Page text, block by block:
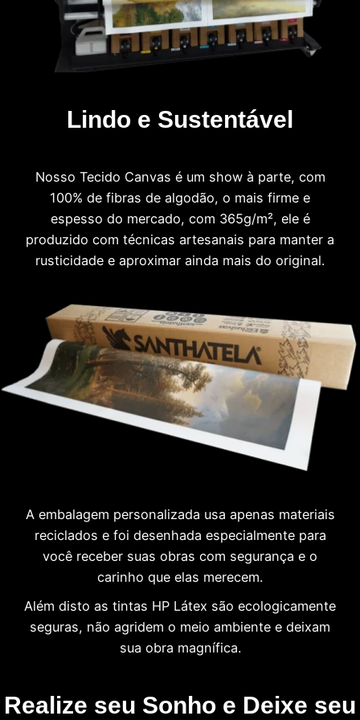
Lindo e Sustentável
Nosso Tecido Canvas é um show à parte, com
100% de fibras de algodão, o mais firme e
espesso do mercado, com 365g/m², ele é
produzido com técnicas artesanais para manter a
rusticidade e aproximar ainda mais do original.
A embalagem personalizada usa apenas materiais
reciclados e foi desenhada especialmente para
você receber suas obras com segurança e o
carinho que elas merecem.
Além disto as tintas HP Látex são ecologicamente
seguras, não agridem o meio ambiente e deixam
sua obra magnífica.
Realize seu Sonho e Deixe seu